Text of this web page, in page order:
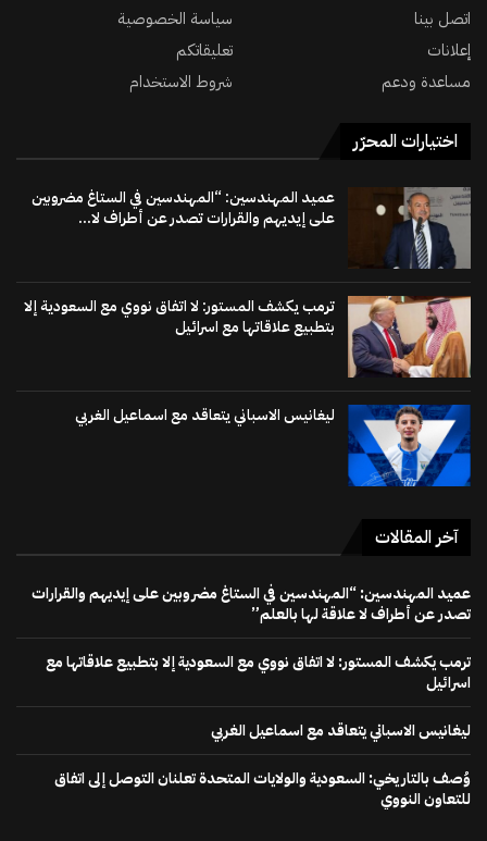
اتصل بينا
سياسة الخصوصية
إعلانات
تعليقاتكم
مساعدة ودعم
شروط الاستخدام
اختيارات المحرّر
عميد المهندسين: “المهندسين في الستاغ مضروبين
على إيديهم والقرارات تصدر عن أطراف لا...
ترمب يكشف المستور: لا اتفاق نووي مع السعودية إلا
بتطبيع علاقاتها مع اسرائيل
ليغانيس الاسباني يتعاقد مع اسماعيل الغربي
آخر المقالات
عميد المهندسين: “المهندسين في الستاغ مضروبين على إيديهم والقرارات
تصدر عن أطراف لا علاقة لها بالعلم”
ترمب يكشف المستور: لا اتفاق نووي مع السعودية إلا بتطبيع علاقاتها مع
اسرائيل
ليغانيس الاسباني يتعاقد مع اسماعيل الغربي
وُصف بالتاريخي: السعودية والولايات المتحدة تعلنان التوصل إلى اتفاق
للتعاون النووي